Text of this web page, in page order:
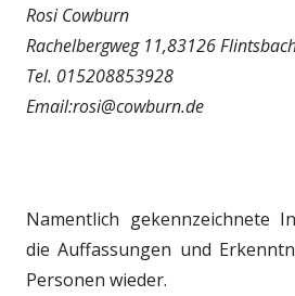
Rosi Cowburn
Rachelbergweg 11,83126
Tel. 015208853928
Email:rosi@cowburn.de
Namentlich gekennzeichnete
die Auffassungen und
Personen wieder.